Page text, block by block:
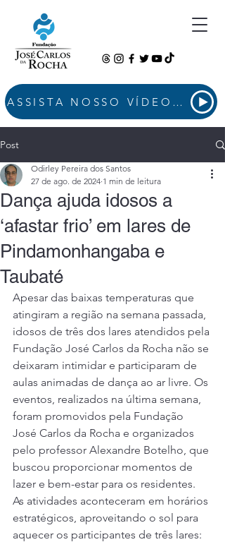
ASSISTA NOSSO VÍDEO INSTITUCIONAL
Post
Dança ajuda idosos a
‘afastar frio’ em lares de
Pindamonhangaba e
Taubaté
Odirley Pereira dos Santos
27 de ago. de 2024 1 min de leitura
Apesar das baixas temperaturas que
atingiram a região na semana passada,
idosos de três dos lares atendidos pela
Fundação José Carlos da Rocha não se
deixaram intimidar e participaram de
aulas animadas de dança ao ar livre. Os
eventos, realizados na última semana,
foram promovidos pela Fundação
José Carlos da Rocha e organizados
pelo professor Alexandre Botelho, que
buscou proporcionar momentos de
lazer e bem-estar para os residentes.
As atividades aconteceram em horários
estratégicos, aproveitando o sol para
aquecer os participantes de três lares: